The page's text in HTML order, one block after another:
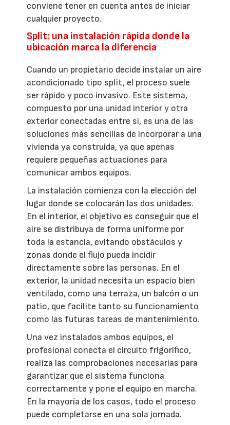
conviene tener en cuenta antes de iniciar
cualquier proyecto.
Split: una instalación rápida donde la
ubicación marca la diferencia
Cuando un propietario decide instalar un aire
acondicionado tipo split, el proceso suele
ser rápido y poco invasivo. Este sistema,
compuesto por una unidad interior y otra
exterior conectadas entre sí, es una de las
soluciones más sencillas de incorporar a una
vivienda ya construida, ya que apenas
requiere pequeñas actuaciones para
comunicar ambos equipos.
La instalación comienza con la elección del
lugar donde se colocarán las dos unidades.
En el interior, el objetivo es conseguir que el
aire se distribuya de forma uniforme por
toda la estancia, evitando obstáculos y
zonas donde el flujo pueda incidir
directamente sobre las personas. En el
exterior, la unidad necesita un espacio bien
ventilado, como una terraza, un balcón o un
patio, que facilite tanto su funcionamiento
como las futuras tareas de mantenimiento.
Una vez instalados ambos equipos, el
profesional conecta el circuito frigorífico,
realiza las comprobaciones necesarias para
garantizar que el sistema funciona
correctamente y pone el equipo en marcha.
En la mayoría de los casos, todo el proceso
puede completarse en una sola jornada.